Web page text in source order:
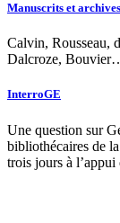
Manuscrits et
Calvin, Rousseau,
Dalcroze,
InterroGE
Une question sur
bibliothécaires de
trois jours à l’appui